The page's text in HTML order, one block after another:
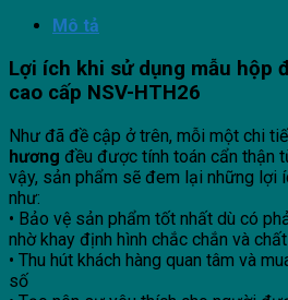
Mô tả
Lợi ích khi sử dụng mẫu hộp
cao cấp NSV-HTH26
Như đã đề cập ở trên, mỗi một chi
hương đều được tính toán cẩn thận
vậy, sản phẩm sẽ đem lại những lợi
như:
• Bảo vệ sản phẩm tốt nhất dù có
nhờ khay định hình chắc chắn và
• Thu hút khách hàng quan tâm và
số